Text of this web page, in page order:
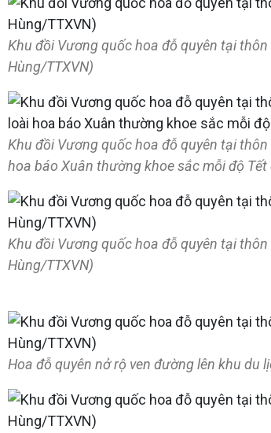
Khu đồi Vương quốc hoa đỗ quyên tại
Hùng/TTXVN)
Khu đồi Vương quốc hoa đỗ quyên tại
hoa báo Xuân thường khoe sắc mỗi độ
Khu đồi Vương quốc hoa đỗ quyên tại
Hùng/TTXVN)
Hoa đỗ quyên nở rộ ven đường lên khu du